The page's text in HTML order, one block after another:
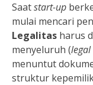
Saatstart-up
mulai mencari
Legalitas harus
menyeluruh (legal
menuntut
struktur